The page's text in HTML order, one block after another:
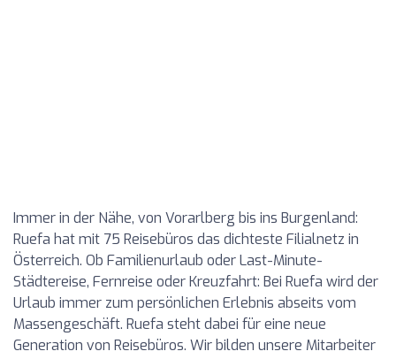
Immer in der Nähe, von Vorarlberg bis ins Burgenland:
Ruefa hat mit 75 Reisebüros das dichteste Filialnetz in
Österreich. Ob Familienurlaub oder Last-Minute-
Städtereise, Fernreise oder Kreuzfahrt: Bei Ruefa wird der
Urlaub immer zum persönlichen Erlebnis abseits vom
Massengeschäft. Ruefa steht dabei für eine neue
Generation von Reisebüros. Wir bilden unsere Mitarbeiter